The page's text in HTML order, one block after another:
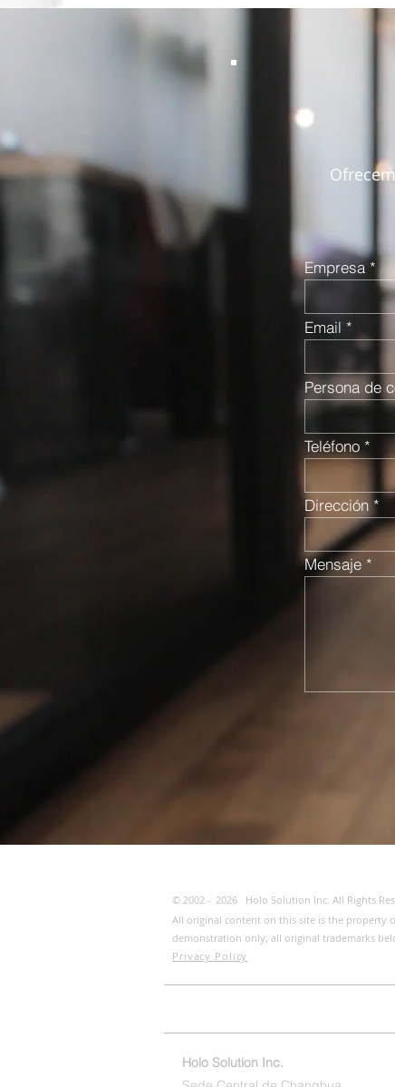
Empresa
Email
Persona de
Teléfono
Dirección
Mensaje
© 2002 - 2026
Holo Solution Inc. All Rights
All original content on this site is the property
demonstration only; all original trademarks
Privacy Policy
Holo Solution Inc.